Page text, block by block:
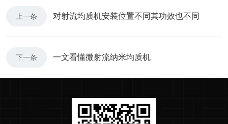
上一条 对射流均质机安装位置不同其功效也不同
下一条 一文看懂微射流纳米均质机